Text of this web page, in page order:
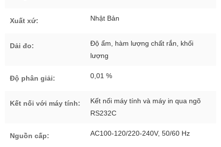
Xuất xứ: Nhật Bản
Dải đo:
Độ ẩm, hàm lượng chất rắn, khối
lượng
Độ phân giải: 0,01 %
Kết nối với máy tính:
Kết nối máy tính và máy in qua ngõ
RS232C
Nguồn cấp: AC100-120/220-240V, 50/60 Hz